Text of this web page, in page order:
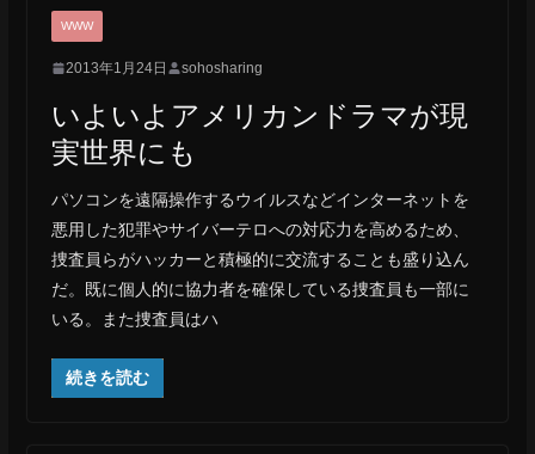
WWW
2013年1月24日 sohosharing
いよいよアメリカンドラマが現
実世界にも
パソコンを遠隔操作するウイルスなどインターネットを
悪用した犯罪やサイバーテロへの対応力を高めるため、
捜査員らがハッカーと積極的に交流することも盛り込ん
だ。既に個人的に協力者を確保している捜査員も一部に
いる。また捜査員はハ
続きを読む